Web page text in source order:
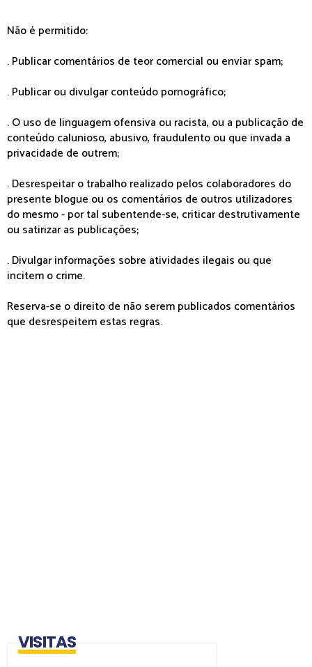
Não é permitido:
. Publicar comentários de teor comercial ou enviar spam;
. Publicar ou divulgar conteúdo pornográfico;
. O uso de linguagem ofensiva ou racista, ou a publicação de
conteúdo calunioso, abusivo, fraudulento ou que invada a
privacidade de outrem;
. Desrespeitar o trabalho realizado pelos colaboradores do
presente blogue ou os comentários de outros utilizadores
do mesmo - por tal subentende-se, criticar destrutivamente
ou satirizar as publicações;
. Divulgar informações sobre atividades ilegais ou que
incitem o crime.
Reserva-se o direito de não serem publicados comentários
que desrespeitem estas regras.
VISITAS